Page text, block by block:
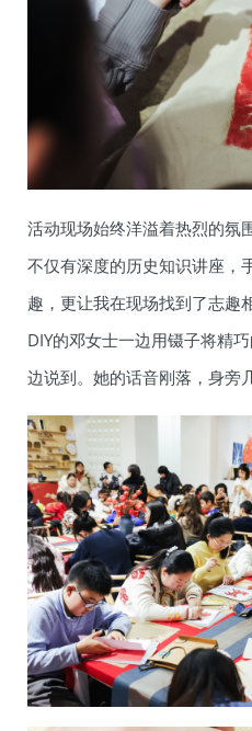
活动现场始终洋溢着热烈的氛
不仅有深度的历史知识讲座，
趣，更让我在现场找到了志趣
DIY的邓女士一边用镊子将精
边说到。她的话音刚落，身旁